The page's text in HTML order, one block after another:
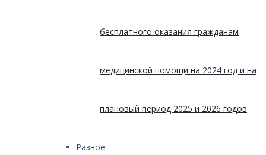
бесплатного оказания гражданам
медицинской помощи на 2024 год и на
плановый период 2025 и 2026 годов
Разное